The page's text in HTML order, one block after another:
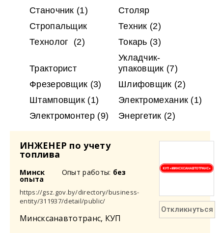
Станочник (1)
Столяр
Стропальщик
Техник (2)
Технолог (2) Токарь (3)
Тракторист
Укладчик-
упаковщик (7)
Фрезеровщик (3) Шлифовщик (2)
Штамповщик (1) Электромеханик (1)
Электромонтер (9) Энергетик (2)
ИНЖЕНЕР по учету
топлива
Минск Опыт работы: без
опыта
https://gsz.gov.by/directory/business-
entity/311937/detail/public/
Минсксанавтотранс, КУП
Откликнуться